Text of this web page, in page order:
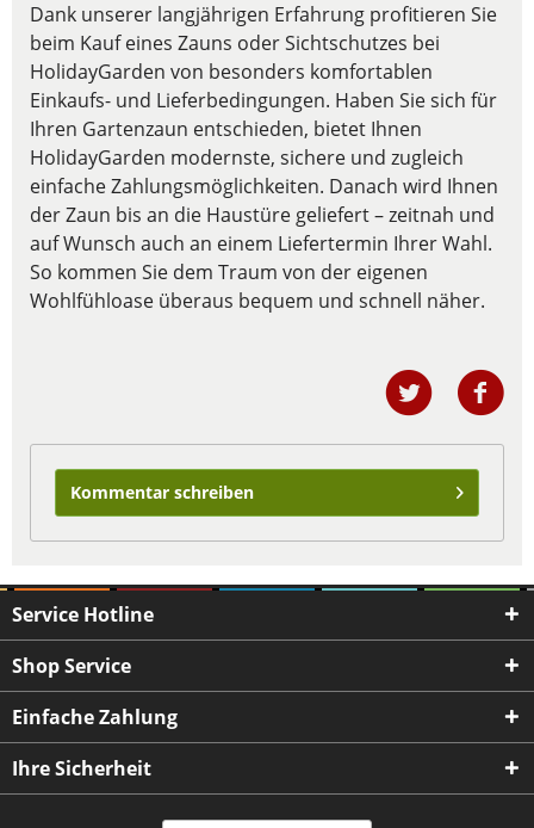
Dank unserer langjährigen Erfahrung profitieren Sie
beim Kauf eines Zauns oder Sichtschutzes bei
HolidayGarden von besonders komfortablen
Einkaufs- und Lieferbedingungen. Haben Sie sich für
Ihren Gartenzaun entschieden, bietet Ihnen
HolidayGarden modernste, sichere und zugleich
einfache Zahlungsmöglichkeiten. Danach wird Ihnen
der Zaun bis an die Haustüre geliefert – zeitnah und
auf Wunsch auch an einem Liefertermin Ihrer Wahl.
So kommen Sie dem Traum von der eigenen
Wohlfühloase überaus bequem und schnell näher.
Kommentar schreiben
Service Hotline
Shop Service
Einfache Zahlung
Ihre Sicherheit